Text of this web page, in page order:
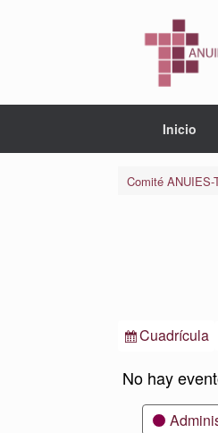
Inicio
Comité ANUIES-
Ver
Cuadrícula
No hay
Categorías